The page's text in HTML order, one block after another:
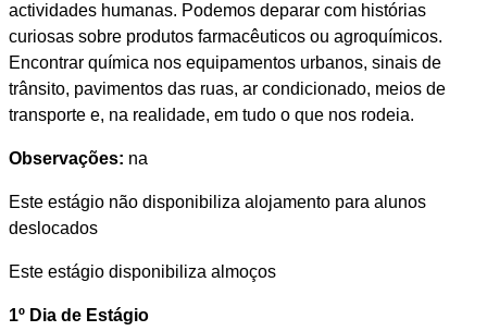
actividades humanas. Podemos deparar com histórias
curiosas sobre produtos farmacêuticos ou agroquímicos.
Encontrar química nos equipamentos urbanos, sinais de
trânsito, pavimentos das ruas, ar condicionado, meios de
transporte e, na realidade, em tudo o que nos rodeia.
Observações: na
Este estágio não disponibiliza alojamento para alunos
deslocados
Este estágio disponibiliza almoços
1º Dia de Estágio